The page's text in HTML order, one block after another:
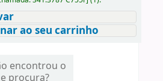
ao seu carrinho
encontrou o
procura?